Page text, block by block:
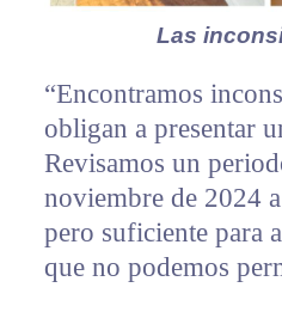
Las
“Encontramos
obligan a presentar
Revisamos un
noviembre de 2024
pero suficiente para
que no podemos